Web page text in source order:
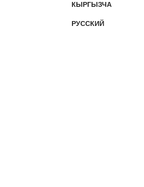
КЫРГЫЗЧА
РУССКИЙ